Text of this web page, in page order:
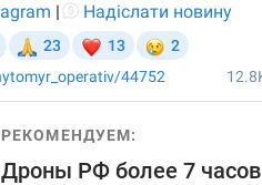
РЕКОМЕНДУЕМ:
Дроны РФ более 7 часов